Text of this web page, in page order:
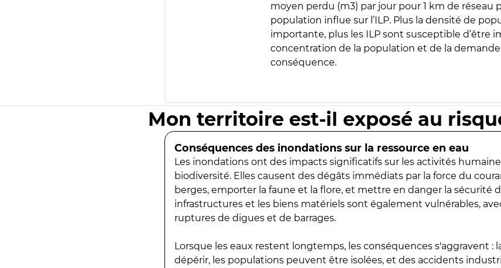
moyen perdu (m3) par jour pour 1 km de réseau
population influe sur l’ILP. Plus la densité de
importante, plus les ILP sont susceptible d’être
concentration de la population et de la
conséquence.
Mon territoire est-il exposé au
Conséquences des inondations sur la ressource en eau
Les inondations ont des impacts significatifs sur les activités
biodiversité. Elles causent des dégâts immédiats par la force du
berges, emporter la faune et la flore, et mettre en danger la sécurité
infrastructures et les biens matériels sont également vulnérables,
ruptures de digues et de barrages.
Lorsque les eaux restent longtemps, les conséquences s'aggravent :
dépérir, les populations peuvent être isolées, et des accidents